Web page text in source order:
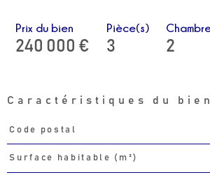
Prix du bien
240 000 €
Pièce(s)
3 2
Caractéristiques du bien
Caractéristiques
Code postal
Surface habitable (m²)